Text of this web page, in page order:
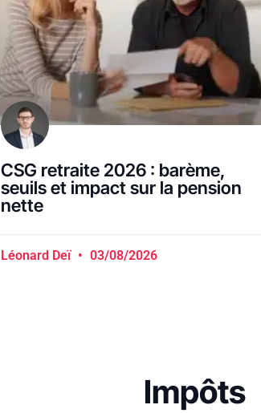
CSG retraite 2026 : barème,
seuils et impact sur la pension
nette
Léonard Deï 03/08/2026
Impôts